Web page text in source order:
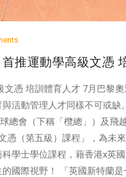
推運動學高級文憑
憑 培訓體育人才 7月巴黎
活動管理人才同樣不可或缺
總會（下稱「欖總」）及飛
憑（第五級）課程」，為未
學士學位課程，藉香港x英
國際視野！ 「英國新特蘭